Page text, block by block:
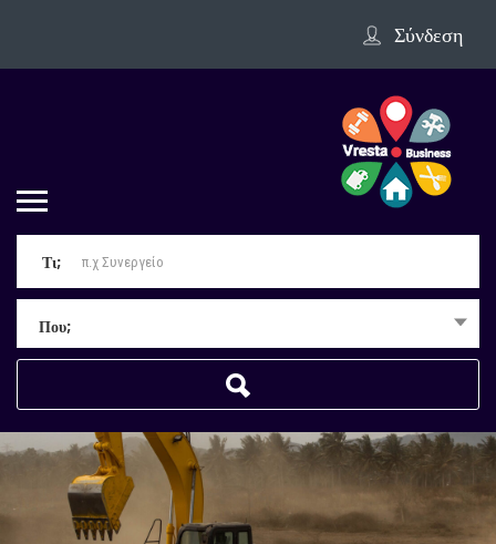
Σύνδεση
Τι;
Που;